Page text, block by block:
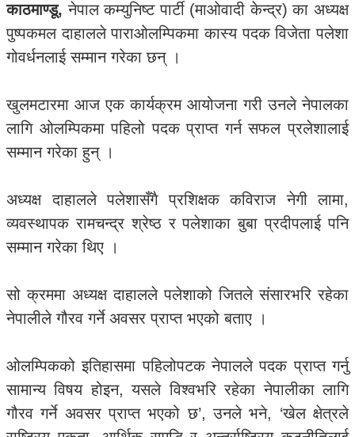
काठमाण्डू, नेपाल कम्युनिष्ट पार्टी (माओवादी केन्द्र) का अध्यक्ष
पुष्पकमल दाहालले पाराओलम्पिकमा कास्य पदक विजेता पलेशा
गोवर्धनलाई सम्मान गरेका छन् ।
खुलमटारमा आज एक कार्यक्रम आयोजना गरी उनले नेपालका
लागि ओलम्पिकमा पहिलो पदक प्राप्त गर्न सफल प्रलेशालाई
सम्मान गरेका हुन् ।
अध्यक्ष दाहालले पलेशासँगै प्रशिक्षक कविराज नेगी लामा,
व्यवस्थापक रामचन्द्र श्रेष्ठ र पलेशाका बुबा प्रदीपलाई पनि
सम्मान गरेका थिए ।
सो क्रममा अध्यक्ष दाहालले पलेशाको जितले संसारभरि रहेका
नेपालीले गौरव गर्ने अवसर प्राप्त भएको बताए ।
ओलम्पिकको इतिहासमा पहिलोपटक नेपालले पदक प्राप्त गर्नु
सामान्य विषय होइन, यसले विश्वभरि रहेका नेपालीका लागि
गौरव गर्ने अवसर प्राप्त भएको छ’, उनले भने, ‘खेल क्षेत्रले